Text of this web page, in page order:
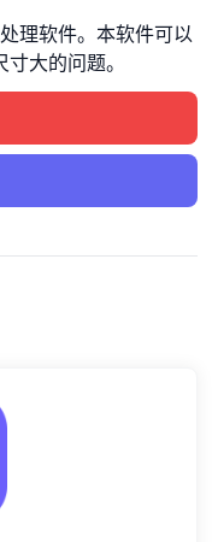
理软件。本软件可以
大的问题。